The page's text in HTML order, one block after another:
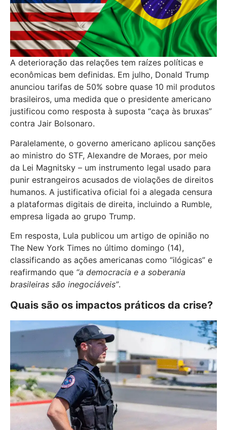
A deterioração das relações tem raízes políticas e
econômicas bem definidas. Em julho, Donald Trump
anunciou tarifas de 50% sobre quase 10 mil produtos
brasileiros, uma medida que o presidente americano
justificou como resposta à suposta “caça às bruxas”
contra Jair Bolsonaro.
Paralelamente, o governo americano aplicou sanções
ao ministro do STF, Alexandre de Moraes, por meio
da Lei Magnitsky – um instrumento legal usado para
punir estrangeiros acusados de violações de direitos
humanos. A justificativa oficial foi a alegada censura
a plataformas digitais de direita, incluindo a Rumble,
empresa ligada ao grupo Trump.
Em resposta, Lula publicou um artigo de opinião no
The New York Times no último domingo (14),
classificando as ações americanas como “ilógicas” e
reafirmando que “a democracia e a soberania
brasileiras são inegociáveis”.
Quais são os impactos práticos da crise?